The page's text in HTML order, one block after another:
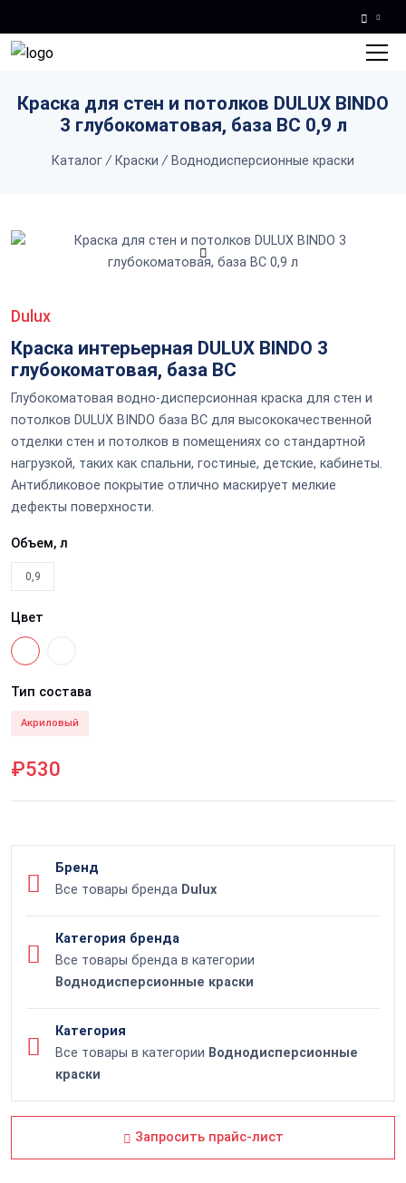
Краска для стен и потолков DULUX BINDO
3 глубокоматовая, база BC 0,9 л
Каталог / Краски / Воднодисперсионные краски
Dulux
Краска интерьерная DULUX BINDO 3
глубокоматовая, база BC
Глубокоматовая водно-дисперсионная краска для стен и
потолков DULUX BINDO база BC для высококачественной
отделки стен и потолков в помещениях со стандартной
нагрузкой, таких как спальни, гостиные, детские, кабинеты.
Антибликовое покрытие отлично маскирует мелкие
дефекты поверхности.
Объем, л
0,9
Цвет
Тип состава
Акриловый
₽530
Бренд
Все товары бренда Dulux
Категория бренда
Все товары бренда в категории
Воднодисперсионные краски
Категория
Все товары в категории Воднодисперсионные
краски
Запросить прайс-лист